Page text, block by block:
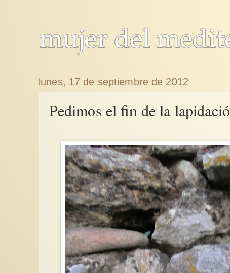
lunes, 17 de septiembre de 2012
Pedimos el fin de la